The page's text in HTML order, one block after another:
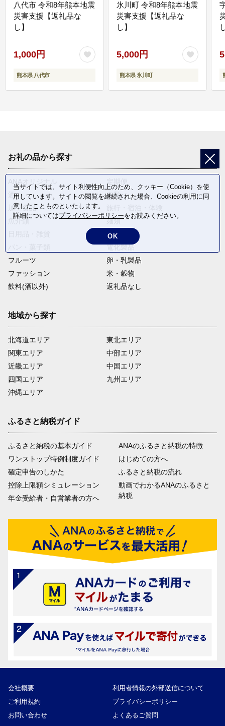
八代市 令和8年熊本地震
災害支援【返礼品な
し】
1,000円
熊本県 八代市
氷川町 令和8年熊本地震
災害支援【返礼品な
し】
5,000円
熊本県 氷川町
お礼の品から探す
ANAオリジナル
定期便
酒
肉類
加工食品
魚介類
麺類
野菜
電化製品
フルーツ
卵・乳製品
ファッション
米・穀物
飲料(酒以外)
返礼品なし
地域から探す
北海道エリア
関東エリア
近畿エリア
四国エリア
沖縄エリア
東北エリア
中部エリア
中国エリア
九州エリア
ふるさと納税ガイド
ふるさと納税の基本ガイド
ワンストップ特例制度ガイド
確定申告のしかた
控除上限額シミュレーション
年金受給者・自営業者の方へ
ANAのふるさと納税の特徴
はじめての方へ
ふるさと納税の流れ
動画でわかるANAのふるさと
納税
会社概要
利用者情報の外部送信について
ご利用規約
プライバシーポリシー
お問い合わせ
よくあるご質問
当サイトでは、サイト利便性向上のため、クッキー（Cookie）を使
用しています。サイトの閲覧を継続された場合、Cookieの利用に同
意したことものといたします。
詳細についてはプライバシーポリシーをお読みください。
OK